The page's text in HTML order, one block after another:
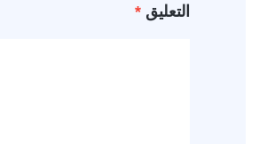
التعليق *